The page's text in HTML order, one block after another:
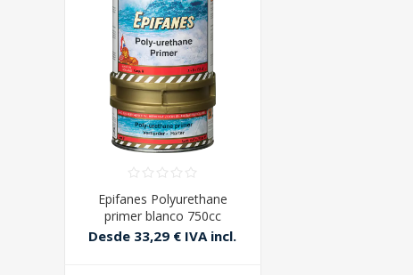
Epifanes Polyurethane
primer blanco 750cc
Desde 33,29 € IVA incl.